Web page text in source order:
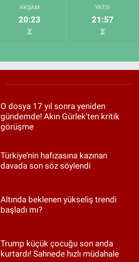
AKŞAM
20:23
YATSI
21:57
O dosya 17 yıl sonra yeniden
gündemde! Akın Gürlek'ten kritik
görüşme
Türkiye’nin hafızasına kazınan
davada son söz söylendi
Altında beklenen yükseliş trendi
başladı mı?
Trump küçük çocuğu son anda
kurtardı! Sahnede hızlı müdahale